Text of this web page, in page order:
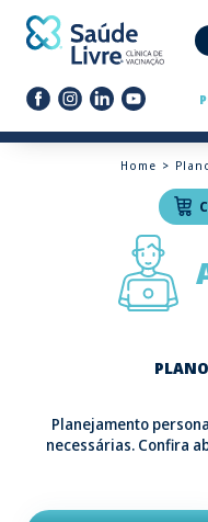
Home >
Planejamento
necessárias. Confira